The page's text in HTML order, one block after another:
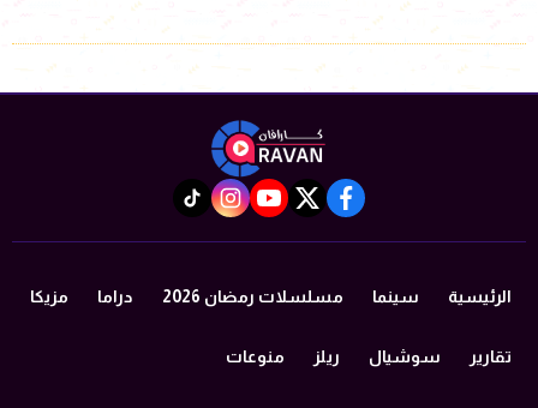
facebook
twitter
youtube
instagram
tiktok
الرئيسية سينما مسلسلات رمضان 2026 دراما مزيكا
تقارير سوشيال ريلز منوعات